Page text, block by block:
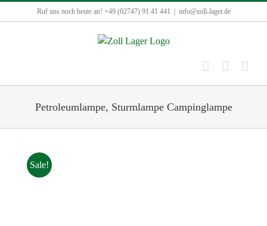
Inhalt
Ruf uns noch heute an! +49 (02747) 91 41 441 info@zoll-lager.de
Petroleumlampe, Sturmlampe Campinglampe
Sale!